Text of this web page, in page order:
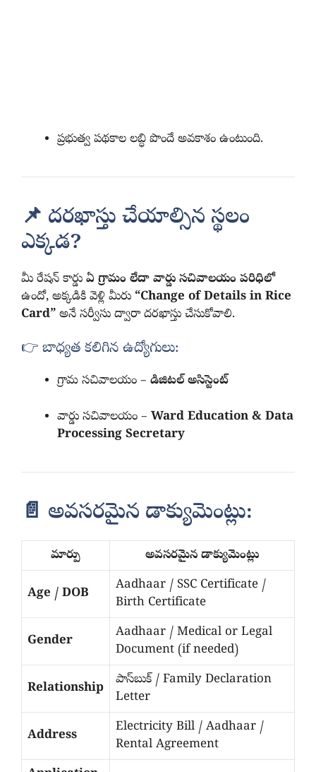
ప్రభుత్వ పథకాల లబ్ధి పొందే అవకాశం ఉంటుంది.
📌 దరఖాస్తు చేయాల్సిన స్థలం
ఎక్కడ?
మీ రేషన్ కార్డు ఏ గ్రామం లేదా వార్డు సచివాలయం పరిధిలో
ఉందో, అక్కడికి వెళ్లి మీరు “Change of Details in Rice
Card” అనే సర్వీసు ద్వారా దరఖాస్తు చేసుకోవాలి.
👉 బాధ్యత కలిగిన ఉద్యోగులు:
గ్రామ సచివాలయం – డిజిటల్ అసిస్టెంట్
వార్డు సచివాలయం – Ward Education & Data
Processing Secretary
📄 అవసరమైన డాక్యుమెంట్లు:
మార్పు అవసరమైన డాక్యుమెంట్లు
Age / DOB
Aadhaar / SSC Certificate /
Birth Certificate
Gender
Aadhaar / Medical or Legal
Document (if needed)
Relationship
పాస్‌బుక్ / Family Declaration
Letter
Address
Electricity Bill / Aadhaar /
Rental Agreement